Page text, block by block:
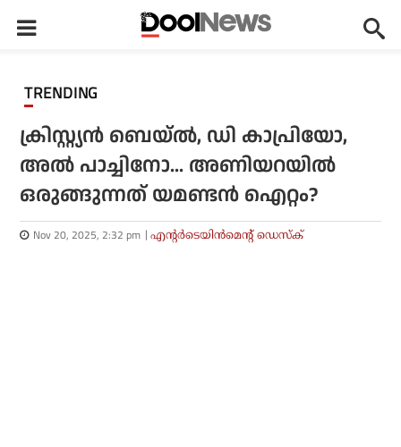
TRENDING
ക്രിസ്റ്റ്യന്‍ ബെയ്ല്‍, ഡി കാപ്രിയോ,
അല്‍ പാച്ചിനോ... അണിയറയില്‍
ഒരുങ്ങുന്നത് യമണ്ടന്‍ ഐറ്റം?
Nov 20, 2025, 2:32 pm എന്റര്‍ടെയിന്‍മെന്റ് ഡെസ്‌ക്